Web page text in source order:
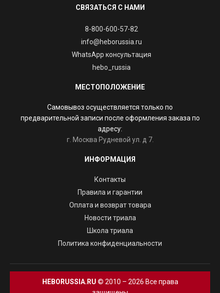
СВЯЗАТЬСЯ С НАМИ
8-800-600-57-82
info@heborussia.ru
WhatsApp консультация
hebo_russia
МЕСТОПОЛОЖЕНИЕ
Самовывоз осуществляется только по
предварительной записи после оформления заказа по
адресу:
г. Москва Рудневой ул. д 7.
ИНФОРМАЦИЯ
Контакты
Правила и гарантии
Оплата и возврат товара
Новости триала
Школа триала
Политика конфиденциальности
HEBORUSSIA.RU © 2010 – 2026 Все права